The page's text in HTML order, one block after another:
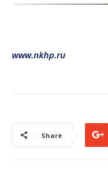
www.nkhp.ru
Share